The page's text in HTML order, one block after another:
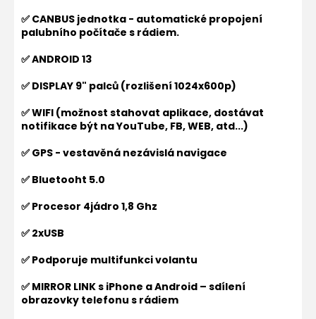
✅ CANBUS jednotka - automatické propojení
palubního počítače s rádiem.
✅ ANDROID 13
✅ DISPLAY 9" palců (rozlišení 1024x600p)
✅ WIFI (možnost stahovat aplikace, dostávat
notifikace být na YouTube, FB, WEB, atd...)
✅ GPS - vestavěná nezávislá navigace
✅ Bluetooht 5.0
✅ Procesor 4jádro 1,8 Ghz
✅ 2xUSB
✅ Podporuje multifunkci volantu
✅ MIRROR LINK s iPhone a Android – sdílení
obrazovky telefonu s rádiem